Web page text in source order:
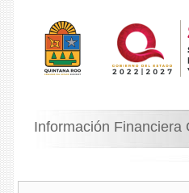
Información Financiera